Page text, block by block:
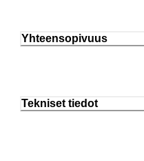
Yhteensopivuus
Tekniset tiedot